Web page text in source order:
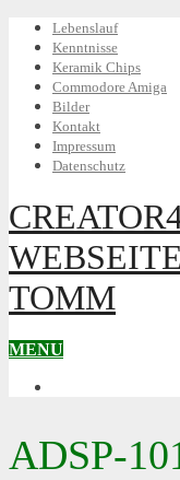
Lebenslauf
Kenntnisse
Keramik Chips
Commodore Amiga
Bilder
Kontakt
Impressum
Datenschutz
TOMM
MENU
ADSP-